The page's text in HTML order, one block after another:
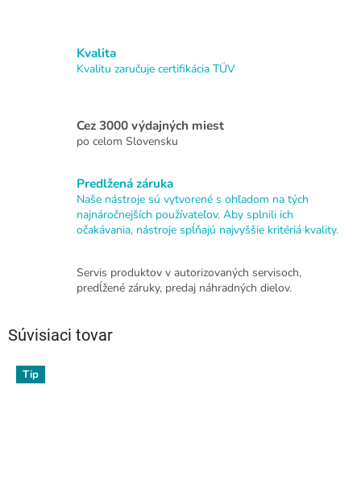
Kvalita
Kvalitu zaručuje certifikácia TÜV
Cez 3000 výdajných miest
po celom Slovensku
Predlžená záruka
Naše nástroje sú vytvorené s ohľadom na tých
najnáročnejších používateľov. Aby splnili ich
očakávania, nástroje spĺňajú najvyššie kritériá kvality.
Servis produktov v autorizovaných servisoch,
predĺžené záruky, predaj náhradných dielov.
Súvisiaci tovar
Tip